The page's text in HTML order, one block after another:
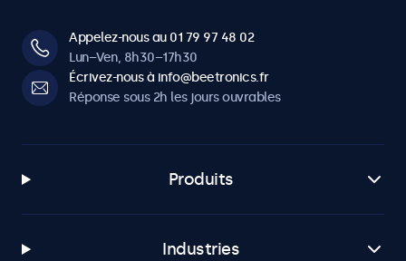
Appelez-nous au 01 79 97 48 02
Lun–Ven, 8h30–17h30
Écrivez-nous à info@beetronics.fr
Réponse sous 2h les jours ouvrables
Produits
Industries